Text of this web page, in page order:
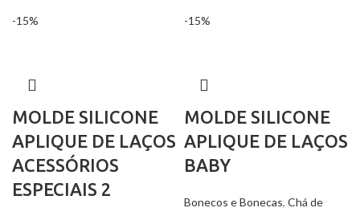
-15%
MOLDE SILICONE
APLIQUE DE LAÇOS
ACESSÓRIOS
ESPECIAIS 2
-15%
MOLDE SILICONE
APLIQUE DE LAÇOS
BABY
Bonecos e Bonecas, Chá de